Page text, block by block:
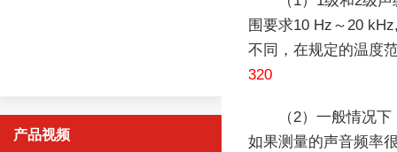
产品视频
围要求10 Hz～20
不同，在规定的温度
320
（2）一般情况
如果测量的声音频率